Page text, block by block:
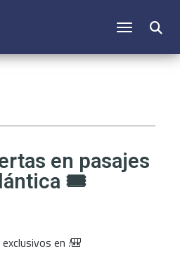
CAMBIAR
en pasajes
🎟️
en !🎒